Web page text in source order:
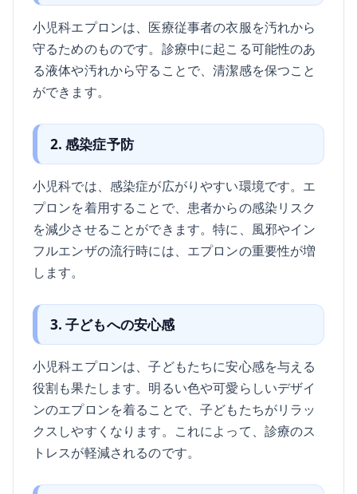
小児科エプロンは、医療従事者の衣服を汚れから
守るためのものです。診療中に起こる可能性のあ
る液体や汚れから守ることで、清潔感を保つこと
ができます。
2. 感染症予防
小児科では、感染症が広がりやすい環境です。エ
プロンを着用することで、患者からの感染リスク
を減少させることができます。特に、風邪やイン
フルエンザの流行時には、エプロンの重要性が増
します。
3. 子どもへの安心感
小児科エプロンは、子どもたちに安心感を与える
役割も果たします。明るい色や可愛らしいデザイ
ンのエプロンを着ることで、子どもたちがリラッ
クスしやすくなります。これによって、診療のス
トレスが軽減されるのです。